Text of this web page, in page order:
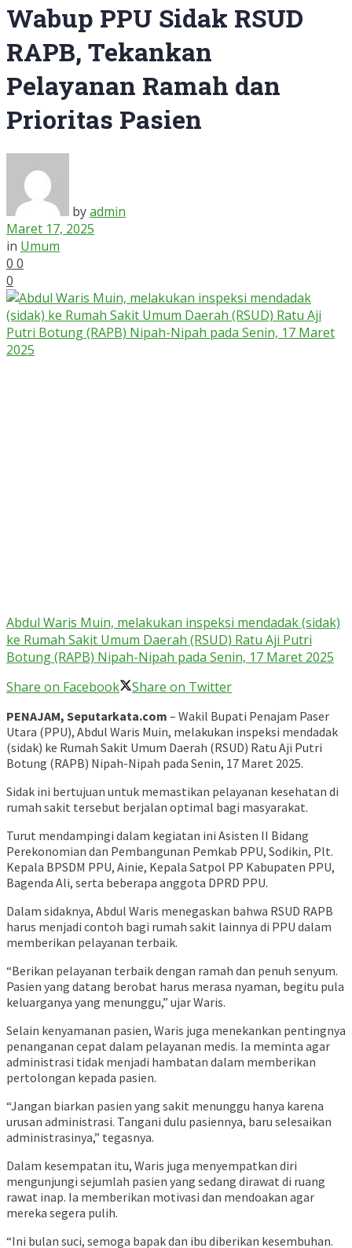
Wabup PPU Sidak RSUD
RAPB, Tekankan
Pelayanan Ramah dan
Prioritas Pasien
byadmin
Maret 17, 2025
in Umum
0 0
0
Abdul Waris Muin, melakukan inspeksi mendadak (sidak)
ke Rumah Sakit Umum Daerah (RSUD) Ratu Aji Putri
Botung (RAPB) Nipah-Nipah pada Senin, 17 Maret 2025
Share on Facebook
Share on Twitter
PENAJAM, Seputarkata.com – Wakil Bupati Penajam Paser
Utara (PPU), Abdul Waris Muin, melakukan inspeksi mendadak
(sidak) ke Rumah Sakit Umum Daerah (RSUD) Ratu Aji Putri
Botung (RAPB) Nipah-Nipah pada Senin, 17 Maret 2025.
Sidak ini bertujuan untuk memastikan pelayanan kesehatan di
rumah sakit tersebut berjalan optimal bagi masyarakat.
Turut mendampingi dalam kegiatan ini Asisten II Bidang
Perekonomian dan Pembangunan Pemkab PPU, Sodikin, Plt.
Kepala BPSDM PPU, Ainie, Kepala Satpol PP Kabupaten PPU,
Bagenda Ali, serta beberapa anggota DPRD PPU.
Dalam sidaknya, Abdul Waris menegaskan bahwa RSUD RAPB
harus menjadi contoh bagi rumah sakit lainnya di PPU dalam
memberikan pelayanan terbaik.
“Berikan pelayanan terbaik dengan ramah dan penuh senyum.
Pasien yang datang berobat harus merasa nyaman, begitu pula
keluarganya yang menunggu,” ujar Waris.
Selain kenyamanan pasien, Waris juga menekankan pentingnya
penanganan cepat dalam pelayanan medis. Ia meminta agar
administrasi tidak menjadi hambatan dalam memberikan
pertolongan kepada pasien.
“Jangan biarkan pasien yang sakit menunggu hanya karena
urusan administrasi. Tangani dulu pasiennya, baru selesaikan
administrasinya,” tegasnya.
Dalam kesempatan itu, Waris juga menyempatkan diri
mengunjungi sejumlah pasien yang sedang dirawat di ruang
rawat inap. Ia memberikan motivasi dan mendoakan agar
mereka segera pulih.
“Ini bulan suci, semoga bapak dan ibu diberikan kesembuhan.